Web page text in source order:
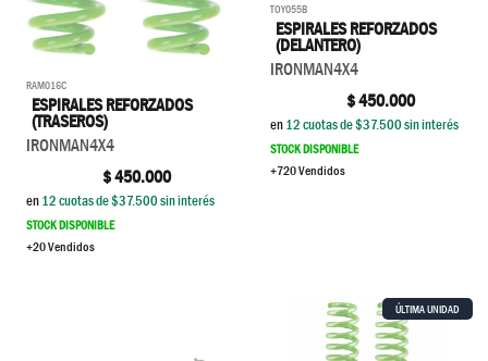
RAM016C
ESPIRALES REFORZADOS
(TRASEROS)
IRONMAN4X4
$450.000
en12cuotas de $37.500sin interés
STOCK DISPONIBLE
+20 Vendidos
TOY055B
ESPIRALES REFORZADOS
(DELANTERO)
IRONMAN4X4
$450.000
en12cuotas de $37.500sin interés
STOCK DISPONIBLE
+720 Vendidos
ÚLTIMA UNIDAD